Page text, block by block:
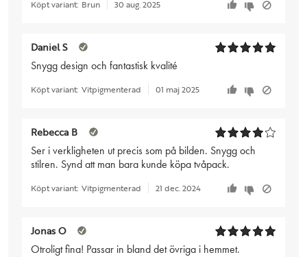
Köpt variant: Brun 30 aug. 2025
Daniel S
Snygg design och fantastisk kvalité
Köpt variant: Vitpigmenterad 01 maj 2025
Rebecca B
Ser i verkligheten ut precis som på bilden. Snygg och
stilren. Synd att man bara kunde köpa tvåpack.
Köpt variant: Vitpigmenterad 21 dec. 2024
Jonas O
Otroligt fina! Passar in bland det övriga i hemmet.